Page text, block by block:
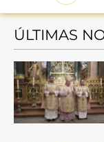
ÚLTIMAS